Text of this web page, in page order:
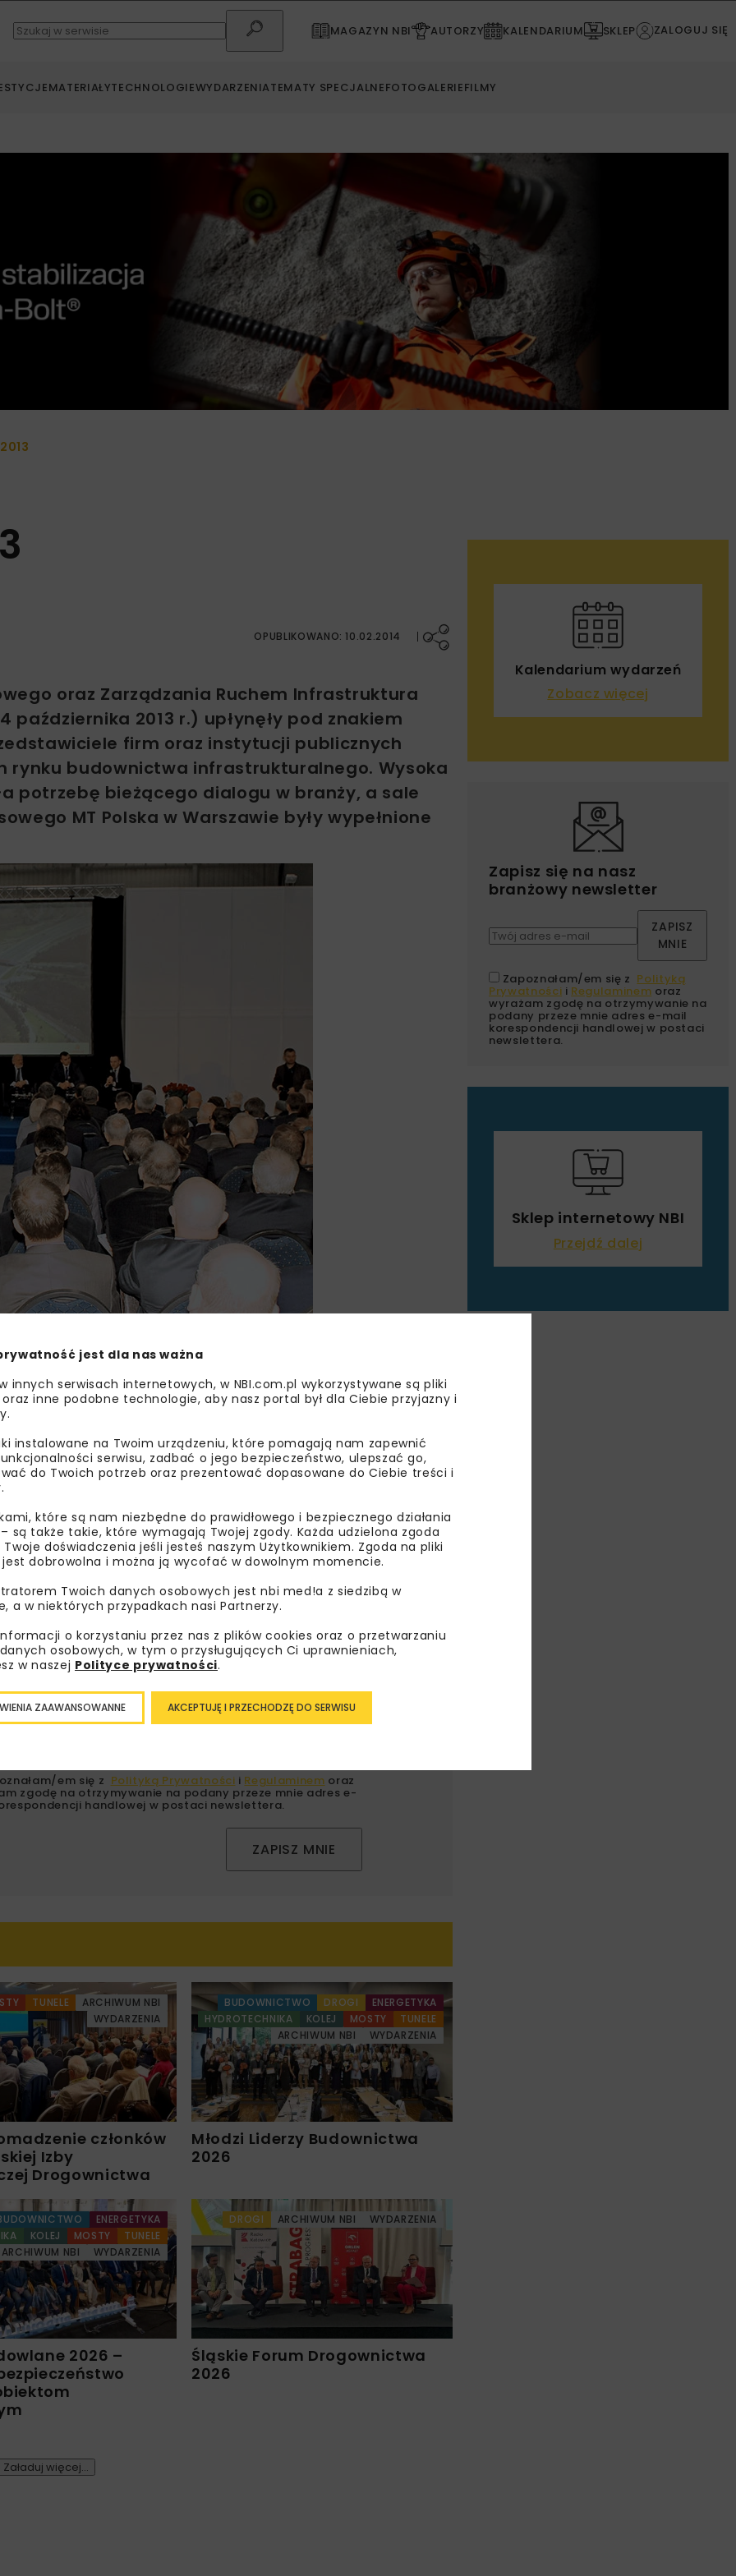
MAGAZYN NBI AUTORZY KALENDARIUM SKLEP ZALOGUJ SIĘ
MATERIAŁYTECHNOLOGIEWYDARZENIATEMATY SPECJALNEFOTOGALERIEFILMY
OPUBLIKOWANO: 10.02.2014
oraz Zarządzania Ruchem Infrastruktura
października 2013 r.) upłynęły pod znakiem
firm oraz instytucji publicznych
rynku budownictwa infrastrukturalnego. Wysoka
potrzebę bieżącego dialogu w branży, a sale
MT Polska w Warszawie były wypełnione
DROGI TARGI BUDOWNICTWA DROGOWEGO
wiedzieć więcej?
się do newslettera aby otrzymywać od nas
informacje branżowe, zaproszenia na
em się z Polityką Prywatności i Regulaminem oraz
zgodę na otrzymywanie na podany przeze mnie adres e-
handlowej w postaci newslettera.
ZAPISZ MNIE
TUNELE
ARCHIWUM NBI
WYDARZENIA
członków
Izby
Drogownictwa
BUDOWNICTWO DROGI
ENERGETYKA
HYDROTECHNIKA
KOLEJ MOSTY
TUNELE
ARCHIWUM NBI
WYDARZENIA
Młodzi Liderzy Budownictwa
2026
ENERGETYKA
KOLEJ MOSTY
TUNELE
ARCHIWUM NBI
WYDARZENIA
2026 –
DROGI ARCHIWUM NBI WYDARZENIA
Śląskie Forum Drogownictwa
2026
Załaduj więcej...
Kalendarium wydarzeń
Zobacz więcej
Zapisz się na nasz
branżowy newsletter
ZAPISZ
MNIE
Zapoznałam/em się z Polityką
Prywatności i Regulaminem oraz
wyrażam zgodę na otrzymywanie na
podany przeze mnie adres e-mail
korespondencji handlowej w postaci
newslettera.
Sklep internetowy NBI
Przejdź dalej
jest dla nas ważna
innych serwisach internetowych, w NBI.com.pl wykorzystywane są pliki
inne podobne technologie, aby nasz portal był dla Ciebie przyjazny i
instalowane na Twoim urządzeniu, które pomagają nam zapewnić
serwisu, zadbać o jego bezpieczeństwo, ulepszać go,
do Twoich potrzeb oraz prezentować dopasowane do Ciebie treści i
które są nam niezbędne do prawidłowego i bezpiecznego działania
są także takie, które wymagają Twojej zgody. Każda udzielona zgoda
doświadczenia jeśli jesteś naszym Użytkownikiem. Zgoda na pliki
dobrowolna i można ją wycofać w dowolnym momencie.
Twoich danych osobowych jest nbi med!a z siedzibą w
a w niektórych przypadkach nasi Partnerzy.
o korzystaniu przez nas z plików cookies oraz o przetwarzaniu
osobowych, w tym o przysługujących Ci uprawnieniach,
w naszej Polityce prywatności.
AKCEPTUJĘ I PRZECHODZĘ DO SERWISU
ZAAWANSOWANNE